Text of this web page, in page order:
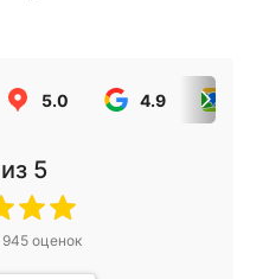
5.0 4.9
из 5
945оценок